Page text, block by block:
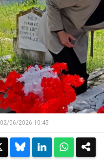
02/06/2026 10:45